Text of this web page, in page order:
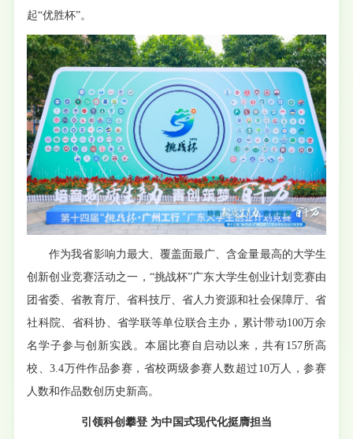
起“优胜杯”。
作为我省影响力最大、覆盖面最广、含金量最高的大学生
创新创业竞赛活动之一，“挑战杯”广东大学生创业计划竞赛由
团省委、省教育厅、省科技厅、省人力资源和社会保障厅、省
社科院、省科协、省学联等单位联合主办，累计带动100万余
名学子参与创新实践。本届比赛自启动以来，共有157所高
校、3.4万件作品参赛，省校两级参赛人数超过10万人，参赛
人数和作品数创历史新高。
引领科创攀登 为中国式现代化挺膺担当